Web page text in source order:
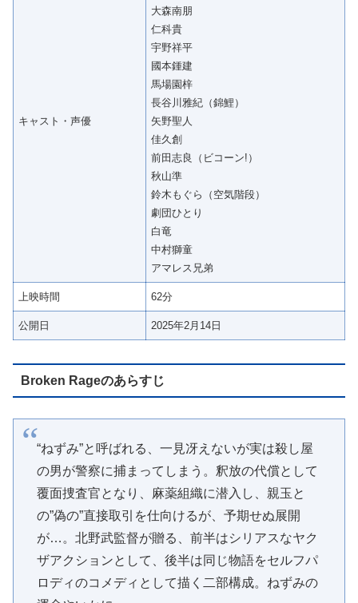
キャスト・声優
大森南朋
仁科貴
宇野祥平
國本鍾建
馬場園梓
長谷川雅紀（錦鯉）
矢野聖人
佳久創
前田志良（ビコーン!）
秋山準
鈴木もぐら（空気階段）
劇団ひとり
白竜
中村獅童
アマレス兄弟
上映時間 62分
公開日 2025年2月14日
Broken Rageのあらすじ
“ねずみ”と呼ばれる、一見冴えないが実は殺し屋
の男が警察に捕まってしまう。釈放の代償として
覆面捜査官となり、麻薬組織に潜入し、親玉と
の”偽の”直接取引を仕向けるが、予期せぬ展開
が…。北野武監督が贈る、前半はシリアスなヤク
ザアクションとして、後半は同じ物語をセルフパ
ロディのコメディとして描く二部構成。ねずみの